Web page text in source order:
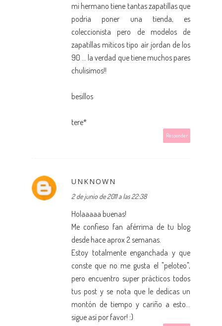
mi hermano tiene tantas zapatillas que
podria poner una tienda, es
coleccionista pero de modelos de
zapatillas miticos tipo air jordan de los
90 ... la verdad que tiene muchos pares
chulisimos!!
besillos
tere*
Responder
UNKNOWN
2 de junio de 2011 a las 22:38
Holaaaaa buenas!
Me confieso fan aférrima de tu blog
desde hace aprox 2 semanas.
Estoy totalmente enganchada y que
conste que no me gusta el "peloteo",
pero encuentro super prácticos todos
tus post y se nota que le dedicas un
montón de tiempo y cariño a esto...
sigue así por favor! :)